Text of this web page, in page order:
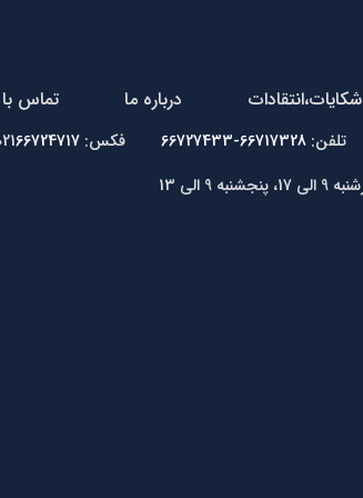
شکایات،انتقادات درباره ما تماس
66717328-66727433 فکس: 02166724717